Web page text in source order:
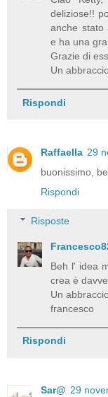
deliziose!!
anche stato
e ha una
Grazie di
Un abbraccio
Rispondi
Raffaella 29
buonissimo,
Rispondi
Risposte
Beh l' idea
crea è
Un
francesco
Rispondi
Sar@ 29